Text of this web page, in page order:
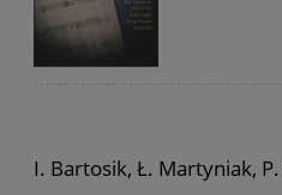
I. Bartosik, Ł. Martyniak,